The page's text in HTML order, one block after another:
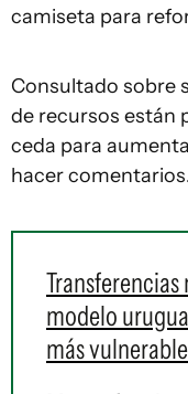
camiseta para
Consultado sobre
de recursos están
ceda para
hacer
modelo
más